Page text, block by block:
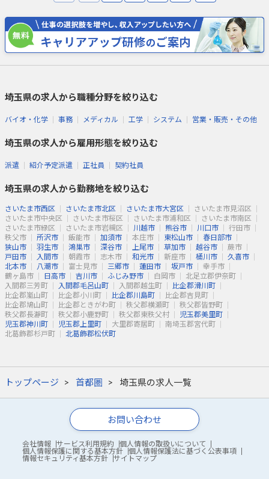
埼玉県の求人から職種分野を絞り込む
バイオ・化学 事務 メディカル 工学 システム 営業・販売・その他
埼玉県の求人から雇用形態を絞り込む
派遣 紹介予定派遣 正社員 契約社員
埼玉県の求人から勤務地を絞り込む
さいたま市西区 さいたま市北区 さいたま市大宮区
さいたま市見沼区
さいたま市中央区
さいたま市桜区 さいたま市浦和区
さいたま市南区
さいたま市緑区
さいたま市岩槻区 川越市 熊谷市 川口市
行田市
秩父市
所沢市 飯能市 加須市 本庄市 東松山市
春日部市
狭山市
羽生市 鴻巣市 深谷市 上尾市 草加市 越谷市
蕨市
戸田市
入間市 朝霞市 志木市 和光市 新座市 桶川市
久喜市
北本市
八潮市 富士見市 三郷市 蓮田市 坂戸市
幸手市
鶴ヶ島市
日高市 吉川市 ふじみ野市 白岡市
北足立郡伊奈町
入間郡三芳町
入間郡毛呂山町 入間郡越生町
比企郡滑川町
比企郡嵐山町
比企郡小川町 比企郡川島町
比企郡吉見町
比企郡鳩山町
比企郡ときがわ町 秩父郡横瀬町
秩父郡皆野町
秩父郡長瀞町
秩父郡小鹿野町 秩父郡東秩父村
児玉郡美里町
児玉郡神川町
児玉郡上里町 大里郡寄居町
南埼玉郡宮代町
北葛飾郡杉戸町
北葛飾郡松伏町
トップページ 首都圏 埼玉県の求人一覧
お問い合わせ
会社情報 サービス利用規約
個人情報の取扱いについて
個人情報保護に関する基本方針
個人情報保護法に基づく公表事項
情報セキュリティ基本方針
サイトマップ